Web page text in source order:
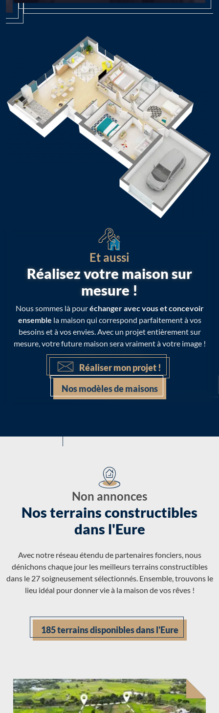
Et aussi
Réalisez votre maison sur
mesure !
Nous sommes là pouréchanger avec vous et concevoir
ensemble la maison qui correspond parfaitement à vos
besoins et à vos envies. Avec un projet entièrement sur
mesure, votre future maison sera vraiment à votre image !
Réaliser mon projet !
Nos modèles de maisons
Non annonces
Nos terrains constructibles
dans l'Eure
Avec notre réseau étendu de partenaires fonciers, nous
dénichons chaque jour les meilleurs terrains constructibles
dans le 27 soigneusement sélectionnés. Ensemble, trouvons le
lieu idéal pour donner vie à la maison de vos rêves !
185 terrains disponibles dans l'Eure